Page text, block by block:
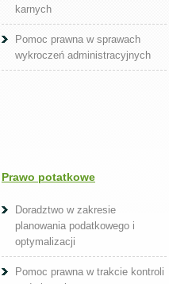
karnych
Pomoc prawna w sprawach
wykroczeń administracyjnych
Prawo potatkowe
Doradztwo w zakresie
planowania podatkowego i
optymalizacji
Pomoc prawna w trakcie kontroli